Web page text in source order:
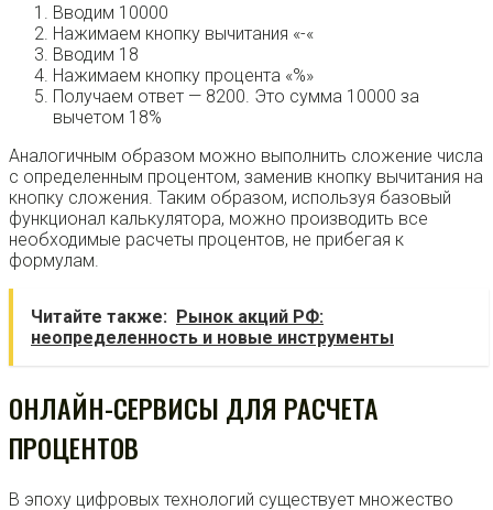
Вводим 10000
Нажимаем кнопку вычитания «-«
Вводим 18
Нажимаем кнопку процента «%»
Получаем ответ — 8200. Это сумма 10000 за
вычетом 18%
Аналогичным образом можно выполнить сложение числа
с определенным процентом, заменив кнопку вычитания на
кнопку сложения. Таким образом, используя базовый
функционал калькулятора, можно производить все
необходимые расчеты процентов, не прибегая к
формулам.
Читайте также: Рынок акций РФ:
неопределенность и новые инструменты
ОНЛАЙН-СЕРВИСЫ ДЛЯ РАСЧЕТА
ПРОЦЕНТОВ
В эпоху цифровых технологий существует множество